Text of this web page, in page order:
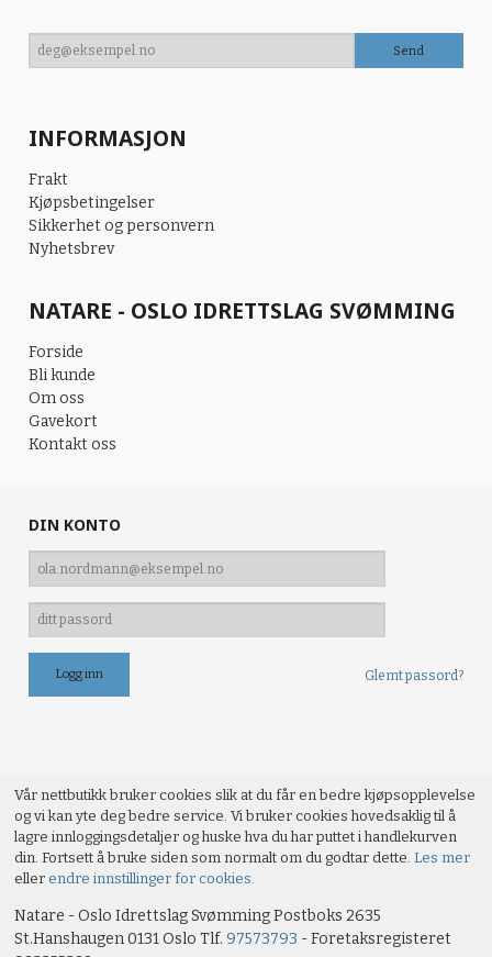
INFORMASJON
Frakt
Kjøpsbetingelser
Sikkerhet og personvern
Nyhetsbrev
NATARE - OSLO IDRETTSLAG SVØMMING
Forside
Bli kunde
Om oss
Gavekort
Kontakt oss
DIN KONTO
Glemt passord?
Vår nettbutikk bruker cookies slik at du får en bedre kjøpsopplevelse
og vi kan yte deg bedre service. Vi bruker cookies hovedsaklig til å
lagre innloggingsdetaljer og huske hva du har puttet i handlekurven
din. Fortsett å bruke siden som normalt om du godtar dette.Les mer
eller endre innstillinger for cookies.
Natare - Oslo Idrettslag Svømming Postboks 2635
St.Hanshaugen 0131 Oslo Tlf.97573793 - Foretaksregisteret